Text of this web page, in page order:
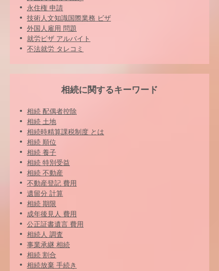
永住権 申請
技術人文知識国際業務 ビザ
外国人雇用 問題
就労ビザ アルバイト
不法就労 タレコミ
相続に関するキーワード
相続 配偶者控除
相続 土地
相続時精算課税制度 とは
相続 順位
相続 養子
相続 特別受益
相続 不動産
不動産登記 費用
遺留分 計算
相続 期限
成年後見人 費用
公正証書遺言 費用
相続人 調査
事業承継 相続
相続 割合
相続放棄 手続き